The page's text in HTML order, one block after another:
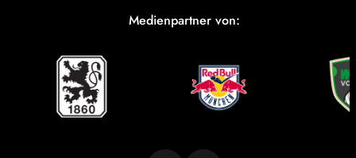
Medienpartner von: